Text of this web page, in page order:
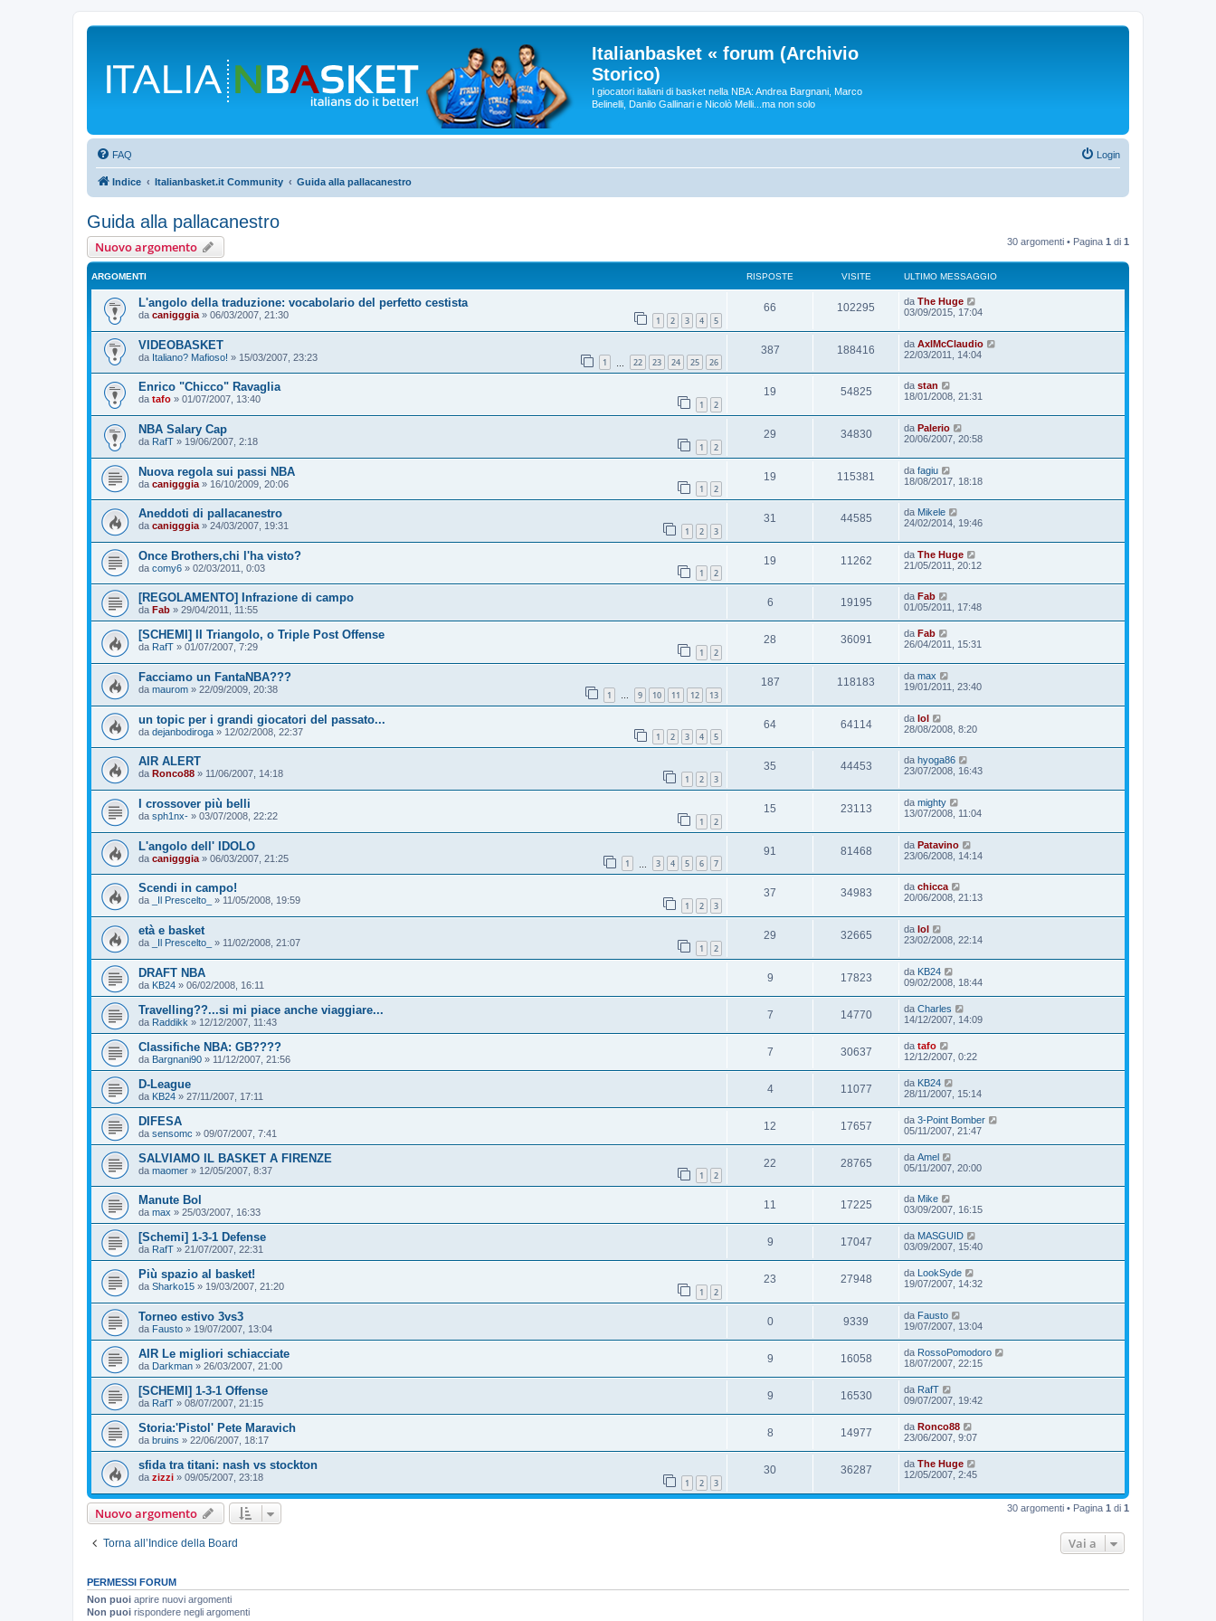
Italianbasket « forum (Archivio
Storico)
I giocatori italiani di basket nella NBA: Andrea Bargnani, Marco
Belinelli, Danilo Gallinari e Nicolò Melli...ma non solo
FAQ Login
Indice Italianbasket.it Community Guida alla pallacanestro
Guida alla pallacanestro
Nuovo argomento 30 argomenti • Pagina 1 di 1
ARGOMENTI RISPOSTE VISITE ULTIMO MESSAGGIO
L'angolo della traduzione: vocabolario del perfetto cestista
da canigggia » 06/03/2007, 21:30 1 2 3 4 5
66 102295 da The Huge
03/09/2015, 17:04
VIDEOBASKET
da Italiano? Mafioso! » 15/03/2007, 23:23 1 22 23 24 25 26
387 188416 da AxlMcClaudio
22/03/2011, 14:04
Enrico "Chicco" Ravaglia
da tafo » 01/07/2007, 13:40 1 2
19 54825 da stan
18/01/2008, 21:31
NBA Salary Cap
da RafT » 19/06/2007, 2:18 1 2
29 34830 da Palerio
20/06/2007, 20:58
Nuova regola sui passi NBA
da canigggia » 16/10/2009, 20:06 1 2
19 115381 da fagiu
18/08/2017, 18:18
Aneddoti di pallacanestro
da canigggia » 24/03/2007, 19:31 1 2 3
31 44585 da Mikele
24/02/2014, 19:46
Once Brothers,chi l'ha visto?
da comy6 » 02/03/2011, 0:03 1 2
19 11262 da The Huge
21/05/2011, 20:12
[REGOLAMENTO] Infrazione di campo
da Fab » 29/04/2011, 11:55
6 19195 da Fab
01/05/2011, 17:48
[SCHEMI] Il Triangolo, o Triple Post Offense
da RafT » 01/07/2007, 7:29 1 2
28 36091 da Fab
26/04/2011, 15:31
Facciamo un FantaNBA???
da maurom » 22/09/2009, 20:38 1 … 9 10 11 12 13
187 118183 da max
19/01/2011, 23:40
un topic per i grandi giocatori del passato...
da dejanbodiroga » 12/02/2008, 22:37 1 2 3 4 5
64 64114 da lol
28/08/2008, 8:20
AIR ALERT
da Ronco88 » 11/06/2007, 14:18 1 2 3
35 44453 da hyoga86
23/07/2008, 16:43
I crossover più belli
da sph1nx- » 03/07/2008, 22:22 1 2
15 23113 da mighty
13/07/2008, 11:04
L'angolo dell' IDOLO
da canigggia » 06/03/2007, 21:25 1 3 4 5 6 7
91 81468 da Patavino
23/06/2008, 14:14
Scendi in campo!
da _Il Prescelto_ » 11/05/2008, 19:59 1 2 3
37 34983 da chicca
20/06/2008, 21:13
età e basket
da _Il Prescelto_ » 11/02/2008, 21:07 1 2
29 32665 da lol
23/02/2008, 22:14
DRAFT NBA
da KB24 » 06/02/2008, 16:11
9 17823 da KB24
09/02/2008, 18:44
Travelling??...si mi piace anche viaggiare...
da Raddikk » 12/12/2007, 11:43
7 14770 da Charles
14/12/2007, 14:09
Classifiche NBA: GB????
da Bargnani90 » 11/12/2007, 21:56
7 30637 da tafo
12/12/2007, 0:22
D-League
da KB24 » 27/11/2007, 17:11
4 11077 da KB24
28/11/2007, 15:14
DIFESA
da sensomc » 09/07/2007, 7:41
12 17657 da 3-Point Bomber
05/11/2007, 21:47
SALVIAMO IL BASKET A FIRENZE
da maomer » 12/05/2007, 8:37 1 2
22 28765 da Amel
05/11/2007, 20:00
Manute Bol
da max » 25/03/2007, 16:33
11 17225 da Mike
03/09/2007, 16:15
[Schemi] 1-3-1 Defense
da RafT » 21/07/2007, 22:31
9 17047 da MASGUID
03/09/2007, 15:40
Più spazio al basket!
da Sharko15 » 19/03/2007, 21:20 1 2
23 27948 da
LookSyde
19/07/2007, 14:32
Torneo estivo 3vs3
da Fausto » 19/07/2007, 13:04
0 9339 da Fausto
19/07/2007, 13:04
AIR Le migliori schiacciate
da Darkman » 26/03/2007, 21:00
9 16058 da RossoPomodoro
18/07/2007, 22:15
[SCHEMI] 1-3-1 Offense
da RafT » 08/07/2007, 21:15
9 16530 da RafT
09/07/2007, 19:42
Storia:'Pistol' Pete Maravich
da bruins » 22/06/2007, 18:17
8 14977 da Ronco88
23/06/2007, 9:07
sfida tra titani: nash vs stockton
da zizzi » 09/05/2007, 23:18 1 2 3
30 36287 da The Huge
12/05/2007, 2:45
Nuovo argomento 30 argomenti • Pagina 1 di 1
Torna all’Indice della Board Vai a
PERMESSI FORUM
Non puoi aprire nuovi argomenti
Non puoi rispondere negli argomenti